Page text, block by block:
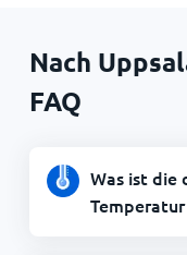
Nach
FAQ
Was ist die